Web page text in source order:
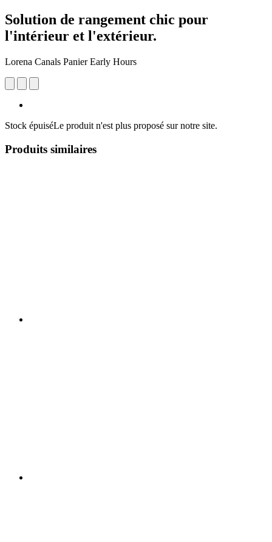
Solution de rangement chic pour
l'intérieur et l'extérieur.
Lorena Canals Panier Early Hours
Stock épuiséLe produit n'est plus proposé sur notre site.
Produits similaires